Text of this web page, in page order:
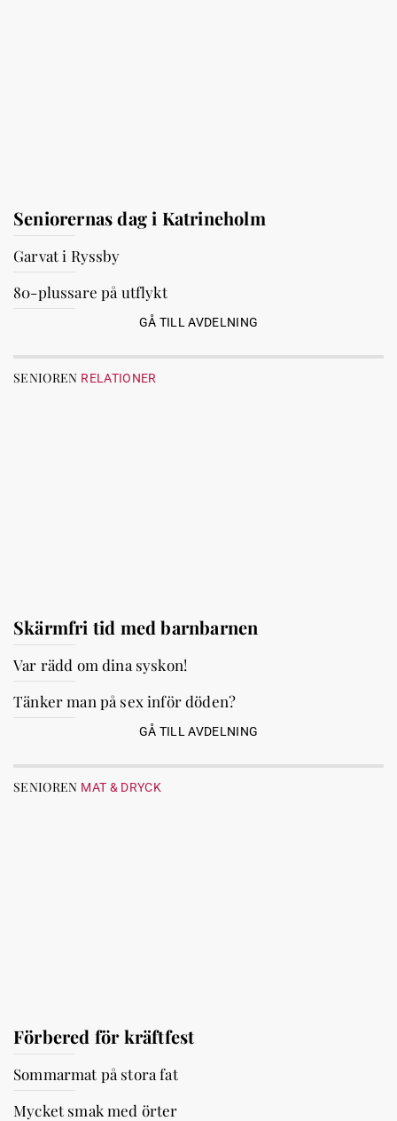
Seniorernas dag i Katrineholm
Garvat i Ryssby
80-plussare på utflykt
GÅ TILL AVDELNING
SENIOREN RELATIONER
Skärmfri tid med barnbarnen
Var rädd om dina syskon!
Tänker man på sex inför döden?
GÅ TILL AVDELNING
SENIOREN MAT & DRYCK
Förbered för kräftfest
Sommarmat på stora fat
Mycket smak med örter